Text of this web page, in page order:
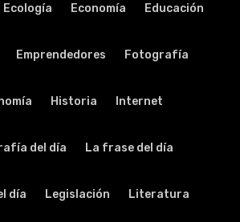
Ecología Economía Educación
Emprendedores Fotografía
Historia Internet
del día La frase del día
día Legislación Literatura